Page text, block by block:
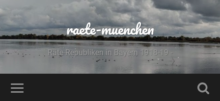
raete-muenchen
Räte-Republiken in Bayern 1918-19 -